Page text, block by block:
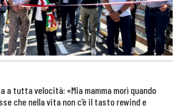
a tutta velocità: «Mia mamma morì quando
che nella vita non c’è il tasto rewind e